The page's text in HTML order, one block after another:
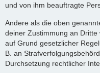
und von ihm beauftragte
Andere als die oben
deiner Zustimmung an
auf Grund gesetzlicher
B. an
Durchsetzung rechtlicher